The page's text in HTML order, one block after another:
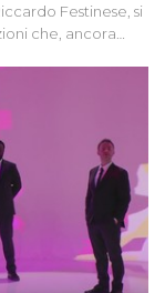
Festinese, si
che, ancora
ricostruisce la
dettagli
sembra non avere